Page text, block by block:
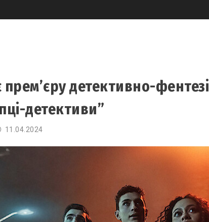
детективно-
детективи”
11.04.2024